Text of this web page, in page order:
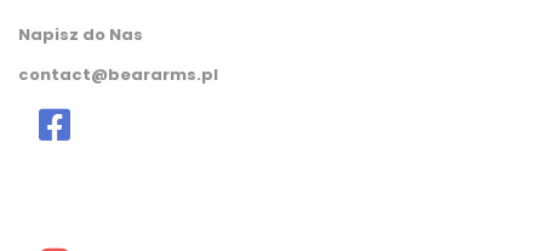
Napisz do Nas
contact@beararms.pl